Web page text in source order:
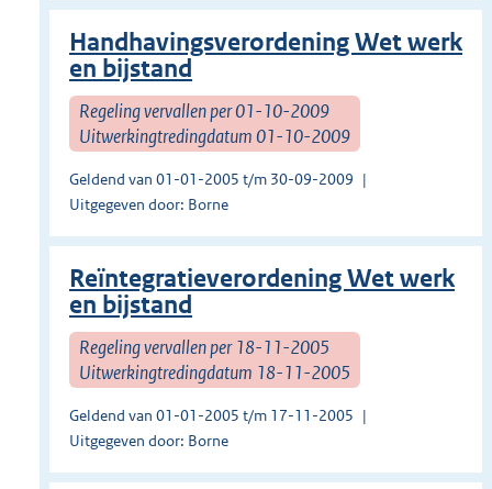
Handhavingsverordening Wet werk
en bijstand
Regeling vervallen per 01-10-2009
Uitwerkingtredingdatum 01-10-2009
Geldend van 01-01-2005 t/m 30-09-2009
Uitgegeven door: Borne
Reïntegratieverordening Wet werk
en bijstand
Regeling vervallen per 18-11-2005
Uitwerkingtredingdatum 18-11-2005
Geldend van 01-01-2005 t/m 17-11-2005
Uitgegeven door: Borne